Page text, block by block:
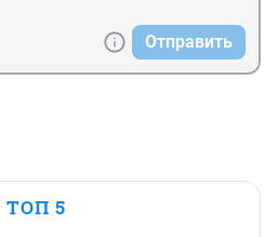
Отправить
ТОП 5